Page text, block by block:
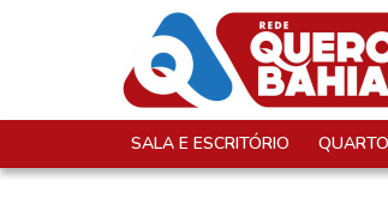
SALA E ESCRITÓRIO QUARTO